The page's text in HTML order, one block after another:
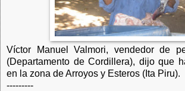
Víctor Manuel Valmori, vendedor de
(Departamento de Cordillera), dijo que
en la zona de Arroyos y Esteros (Ita Piru).
---------